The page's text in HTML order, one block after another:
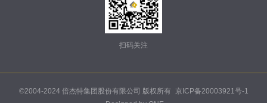
扫码关注
©2004-2024 倍杰特集团股份有限公司 版权所有 京ICP备20003921号-1